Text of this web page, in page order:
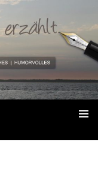
MENÜ